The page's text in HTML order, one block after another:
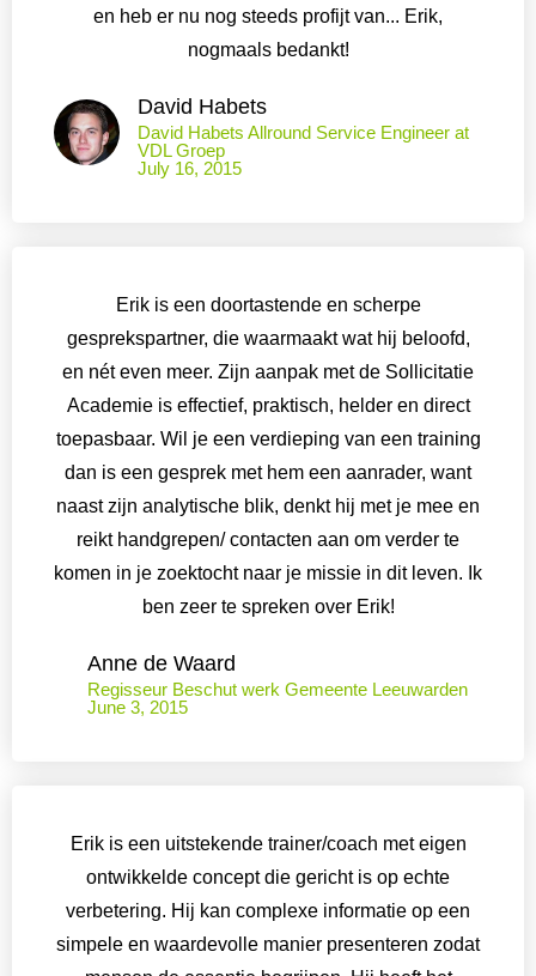
en heb er nu nog steeds profijt van... Erik,
nogmaals bedankt!
David Habets
David Habets Allround Service Engineer at
VDL Groep
July 16, 2015
Erik is een doortastende en scherpe
gesprekspartner, die waarmaakt wat hij beloofd,
en nét even meer. Zijn aanpak met de Sollicitatie
Academie is effectief, praktisch, helder en direct
toepasbaar. Wil je een verdieping van een training
dan is een gesprek met hem een aanrader, want
naast zijn analytische blik, denkt hij met je mee en
reikt handgrepen/ contacten aan om verder te
komen in je zoektocht naar je missie in dit leven. Ik
ben zeer te spreken over Erik!
Anne de Waard
Regisseur Beschut werk Gemeente Leeuwarden
June 3, 2015
Erik is een uitstekende trainer/coach met eigen
ontwikkelde concept die gericht is op echte
verbetering. Hij kan complexe informatie op een
simpele en waardevolle manier presenteren zodat